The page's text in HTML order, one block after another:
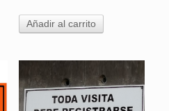
Añadir al carrito